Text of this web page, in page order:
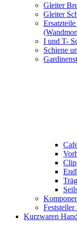
Gleiter
Gleiter
I und T-
Schiene
Kurzwaren